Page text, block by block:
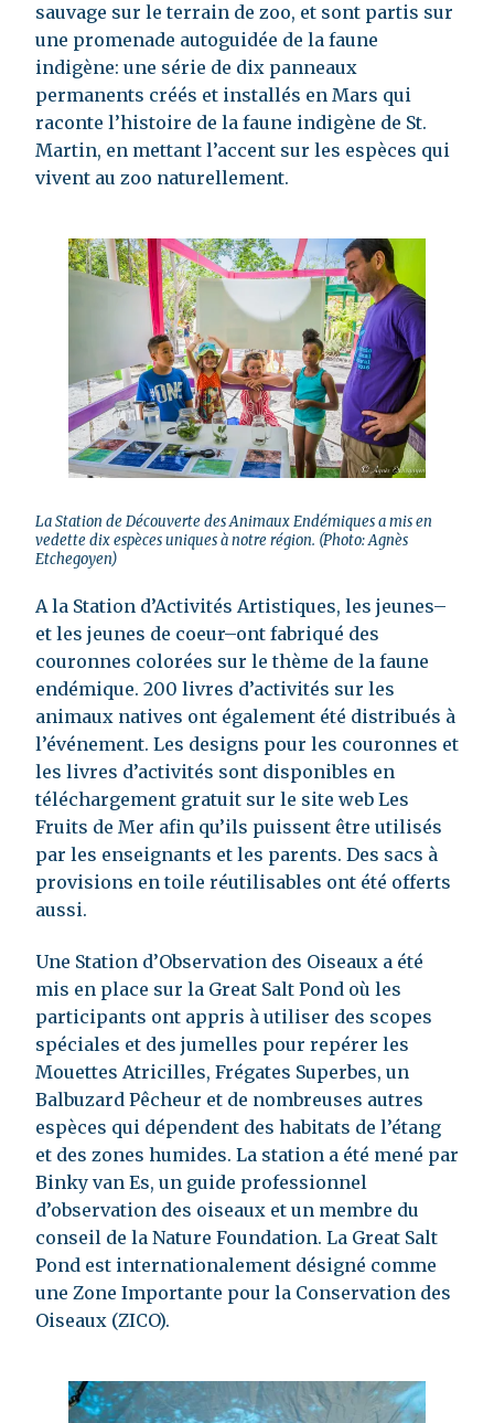
sauvage sur le terrain de zoo, et sont partis sur
une promenade autoguidée de la faune
indigène: une série de dix panneaux
permanents créés et installés en Mars qui
raconte l’histoire de la faune indigène de St.
Martin, en mettant l’accent sur les espèces qui
vivent au zoo naturellement.
La Station de Découverte des Animaux Endémiques a mis en
vedette dix espèces uniques à notre région. (Photo: Agnès
Etchegoyen)
A la Station d’Activités Artistiques, les jeunes–
et les jeunes de coeur–ont fabriqué des
couronnes colorées sur le thème de la faune
endémique. 200 livres d’activités sur les
animaux natives ont également été distribués à
l’événement. Les designs pour les couronnes et
les livres d’activités sont disponibles en
téléchargement gratuit sur le site web Les
Fruits de Mer afin qu’ils puissent être utilisés
par les enseignants et les parents. Des sacs à
provisions en toile réutilisables ont été offerts
aussi.
Une Station d’Observation des Oiseaux a été
mis en place sur la Great Salt Pond où les
participants ont appris à utiliser des scopes
spéciales et des jumelles pour repérer les
Mouettes Atricilles, Frégates Superbes, un
Balbuzard Pêcheur et de nombreuses autres
espèces qui dépendent des habitats de l’étang
et des zones humides. La station a été mené par
Binky van Es, un guide professionnel
d’observation des oiseaux et un membre du
conseil de la Nature Foundation. La Great Salt
Pond est internationalement désigné comme
une Zone Importante pour la Conservation des
Oiseaux (ZICO).